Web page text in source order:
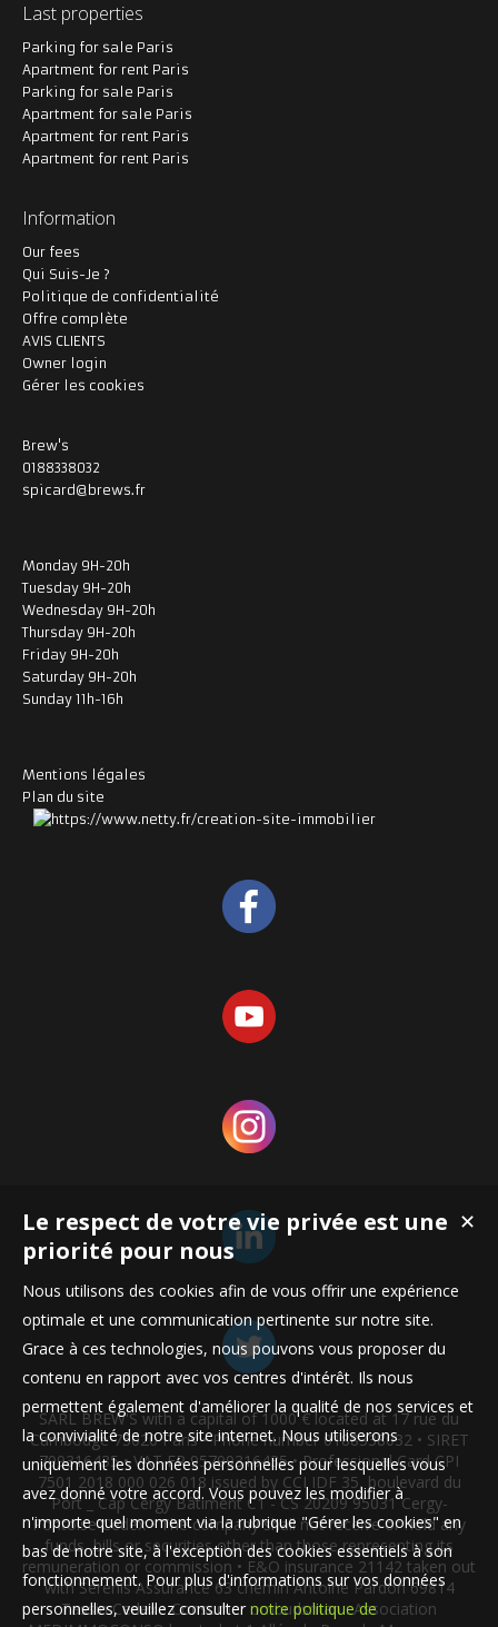
Last properties
Parking for sale Paris
Apartment for rent Paris
Parking for sale Paris
Apartment for sale Paris
Apartment for rent Paris
Apartment for rent Paris
Information
Our fees
Qui Suis-Je ?
Politique de confidentialité
Offre complète
AVIS CLIENTS
Owner login
Gérer les cookies
Brew's
0188338032
spicard@brews.fr
Monday 9H-20h
Tuesday 9H-20h
Wednesday 9H-20h
Thursday 9H-20h
Friday 9H-20h
Saturday 9H-20h
Sunday 11h-16h
Mentions légales
Plan du site
SARL BREW'S with a capital of 1000 € located at 17 rue du
Cambodge 75020 Paris • Phone number 0188338032 • SIRET
799316435 • VAT FR 95799316435 • Professional Card CPI
7501 2018 000 026 018 issued by CCI IDF 35, boulevard du
Port _ Cap Cergy Bâtiment C1 - CS 20209 95031 Cergy-
Pontoise Cedex • The company shall not receive or hold any
funds, bills or securities other than those representing its
remuneration or commission • E&O insurance 21142 taken out
with Serenis Assurance 63 chemin Antoine Pardon 69814
Tassin Cedex • Consumer ombudsman : Association
✕
Le respect de votre vie privée est une
priorité pour nous
Nous utilisons des cookies afin de vous offrir une expérience
optimale et une communication pertinente sur notre site.
Grace à ces technologies, nous pouvons vous proposer du
contenu en rapport avec vos centres d'intérêt. Ils nous
permettent également d'améliorer la qualité de nos services et
la convivialité de notre site internet. Nous utiliserons
uniquement les données personnelles pour lesquelles vous
avez donné votre accord. Vous pouvez les modifier à
n'importe quel moment via la rubrique "Gérer les cookies" en
bas de notre site, à l'exception des cookies essentiels à son
fonctionnement. Pour plus d'informations sur vos données
personnelles, veuillez consulternotre politique de